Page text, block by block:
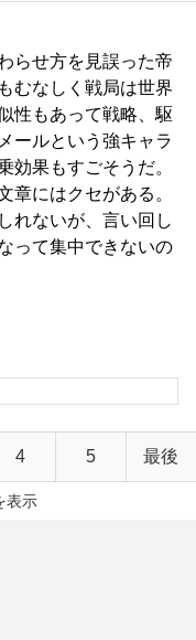
らせ方を見誤った帝
むなしく戦局は世界
性もあって戦略、駆
ールという強キャラ
効果もすごそうだ。
章にはクセがある。
れないが、言い回し
って集中できないの
4 5 最後
表示